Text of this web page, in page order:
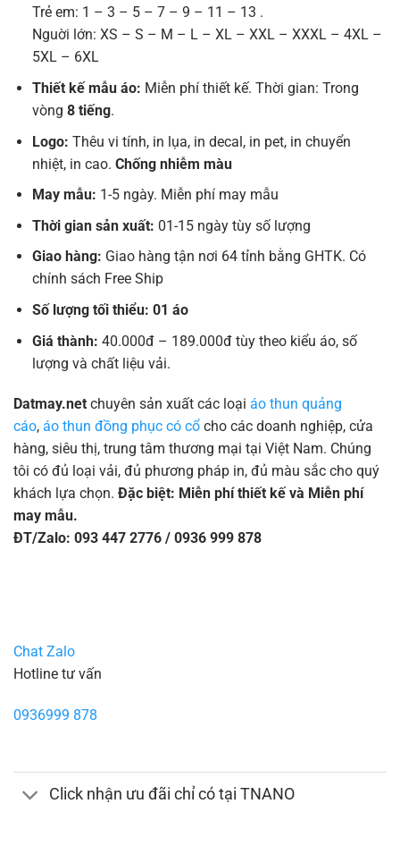
Trẻ em: 1 – 3 – 5 – 7 – 9 – 11 – 13 .
Nguời lớn: XS – S – M – L – XL – XXL – XXXL – 4XL –
5XL – 6XL
Thiết kế mẫu áo: Miễn phí thiết kế. Thời gian: Trong
vòng 8 tiếng.
Logo: Thêu vi tính, in lụa, in decal, in pet, in chuyển
nhiệt, in cao. Chống nhiễm màu
May mẫu: 1-5 ngày. Miễn phí may mẫu
Thời gian sản xuất: 01-15 ngày tùy số lượng
Giao hàng: Giao hàng tận nơi 64 tỉnh bằng GHTK. Có
chính sách Free Ship
Số lượng tối thiểu: 01 áo
Giá thành: 40.000đ – 189.000đ tùy theo kiểu áo, số
lượng và chất liệu vải.
Datmay.net chuyên sản xuất các loại áo thun quảng
cáo, áo thun đồng phục có cổcho các doanh nghiệp, cửa
hàng, siêu thị, trung tâm thương mại tại Việt Nam. Chúng
tôi có đủ loại vải, đủ phương pháp in, đủ màu sắc cho quý
khách lựa chọn. Đặc biệt: Miễn phí thiết kế và Miễn phí
may mẫu.
ĐT/Zalo: 093 447 2776 / 0936 999 878
Chat Zalo
Hotline tư vấn
0936999 878
Click nhận ưu đãi chỉ có tại TNANO